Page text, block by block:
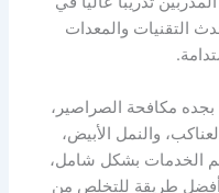
التقنيات والمعدات
مكافحة الصراصير،
والنمل الأبيض،
الخدمات بشكل شامل،
أفضل طريقة للتخلص من